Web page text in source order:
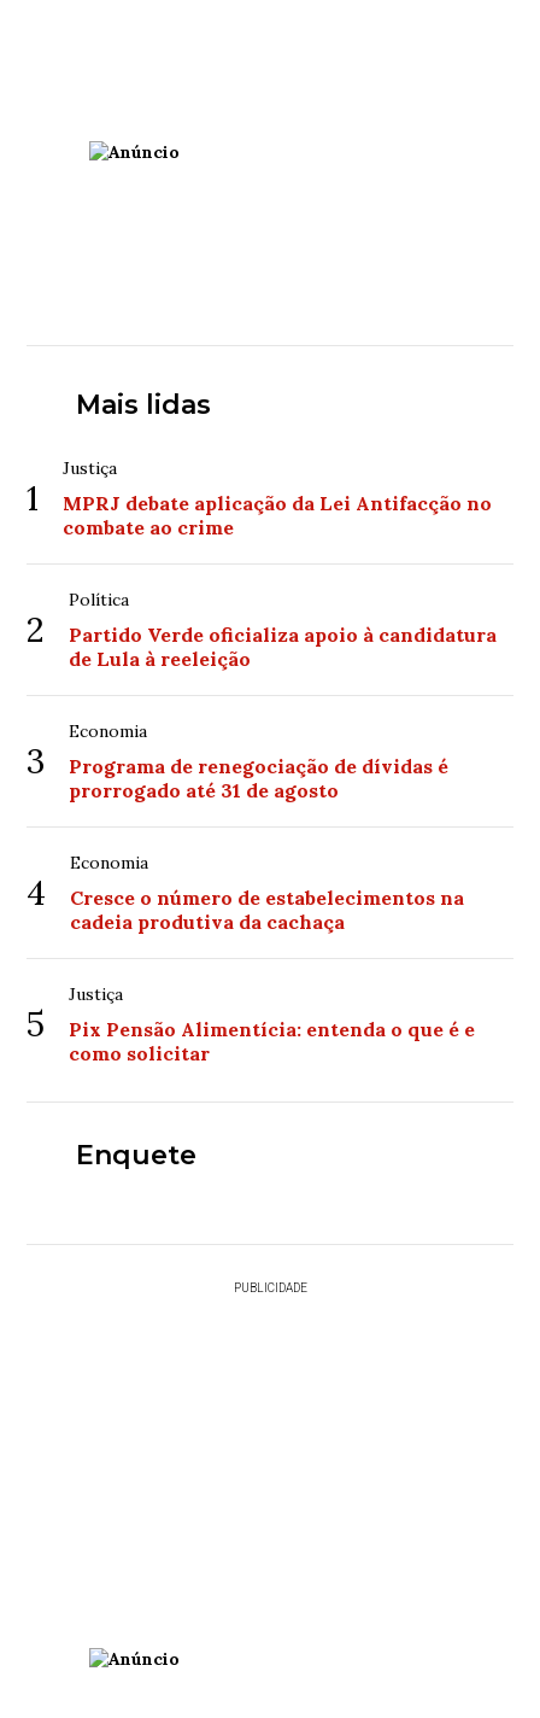
Mais lidas
1
Justiça
MPRJ debate aplicação da Lei Antifacção no
combate ao crime
2
Política
Partido Verde oficializa apoio à candidatura
de Lula à reeleição
3
Economia
Programa de renegociação de dívidas é
prorrogado até 31 de agosto
4
Economia
Cresce o número de estabelecimentos na
cadeia produtiva da cachaça
5
Justiça
Pix Pensão Alimentícia: entenda o que é e
como solicitar
Enquete
PUBLICIDADE